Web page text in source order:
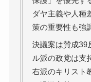
ダヤ主義や人種
策の重要性も強
決議案は賛成39
ル派の政党は支
右派のキリスト